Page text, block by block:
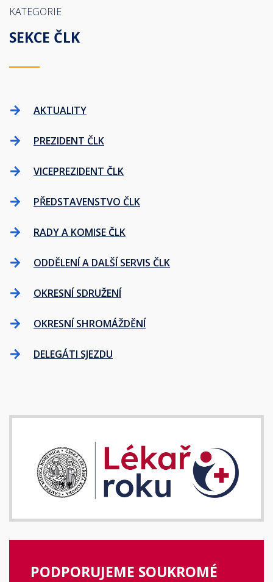
KATEGORIE
SEKCE ČLK
AKTUALITY
PREZIDENT ČLK
VICEPREZIDENT ČLK
PŘEDSTAVENSTVO ČLK
RADY A KOMISE ČLK
ODDĚLENÍ A DALŠÍ SERVIS ČLK
OKRESNÍ SDRUŽENÍ
OKRESNÍ SHROMÁŽDĚNÍ
DELEGÁTI SJEZDU
PODPORUJEME SOUKROMÉ